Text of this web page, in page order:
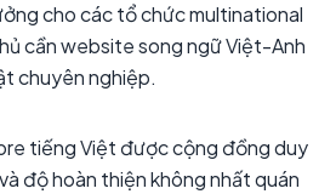
cho các tổ chức multinational
cần website song ngữ Việt-Anh
chuyên nghiệp.
tiếng Việt được cộng đồng duy
độ hoàn thiện không nhất quán